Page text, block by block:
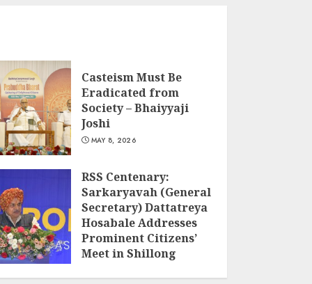
Casteism Must Be
Eradicated from
Society – Bhaiyyaji
Joshi
MAY 8, 2026
RSS Centenary:
Sarkaryavah (General
Secretary) Dattatreya
Hosabale Addresses
Prominent Citizens’
Meet in Shillong